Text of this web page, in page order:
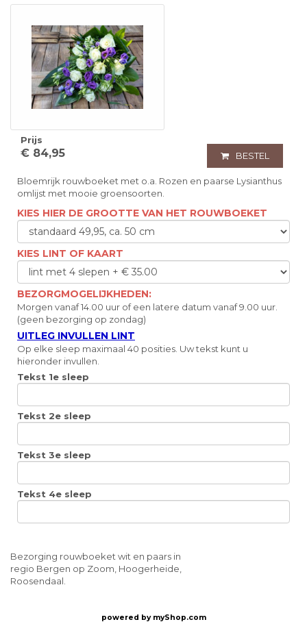
Prijs
€ 84,95 BESTEL
Bloemrijk rouwboeket met o.a. Rozen en paarse Lysianthus
omlijst met mooie groensoorten.
KIES HIER DE GROOTTE VAN HET ROUWBOEKET
KIES LINT OF KAART
BEZORGMOGELIJKHEDEN:
Morgen vanaf 14.00 uur of een latere datum vanaf 9.00 uur.
(geen bezorging op zondag)
UITLEG INVULLEN LINT
Op elke sleep maximaal 40 posities. Uw tekst kunt u
hieronder invullen.
Tekst 1e sleep
Tekst 2e sleep
Tekst 3e sleep
Tekst 4e sleep
Bezorging rouwboeket wit en paars in
regio Bergen op Zoom, Hoogerheide,
Roosendaal.
powered by myShop.com